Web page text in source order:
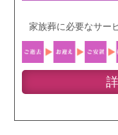
家族葬に必要なサー